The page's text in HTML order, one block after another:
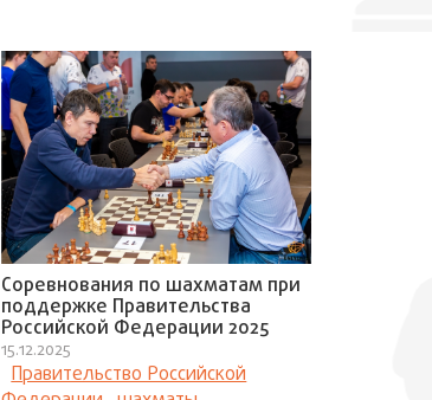
Соревнования по шахматам при
поддержке Правительства
Российской Федерации 2025
15.12.2025
Правительство Российской